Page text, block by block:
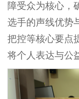
障受众为核心，
选手的声线优势
把控等核心要点
将个人表达与公